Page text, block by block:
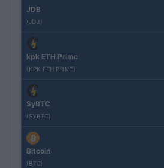
JDB
(JDB)
kpk ETH Prime
(KPK ETH PRIME)
SyBTC
(SYBTC)
Bitcoin
(BTC)